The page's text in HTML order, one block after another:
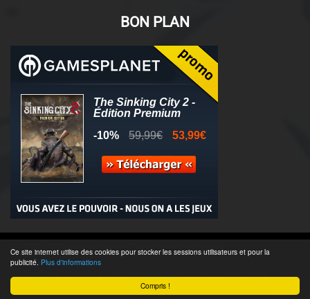
Compris !
Ce site internet utilise des cookies pour stocker les sessions utilisateurs et pour la
publicité. Plus d'informations
BON PLAN